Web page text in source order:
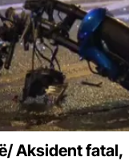
Aksident fatal,